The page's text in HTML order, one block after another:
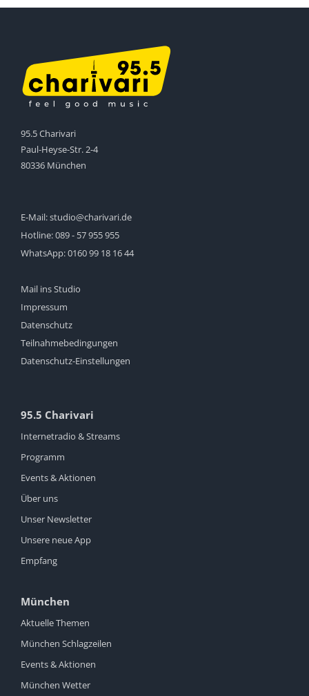
95.5 Charivari
Paul-Heyse-Str. 2-4
80336 München
E-Mail:studio@charivari.de
Hotline:089 - 57 955 955
WhatsApp:0160 99 18 16 44
Mail ins Studio
Impressum
Datenschutz
Teilnahmebedingungen
Datenschutz-Einstellungen
95.5 Charivari
Internetradio & Streams
Programm
Events & Aktionen
Über uns
Unser Newsletter
Unsere neue App
Empfang
München
Aktuelle Themen
München Schlagzeilen
Events & Aktionen
München Wetter